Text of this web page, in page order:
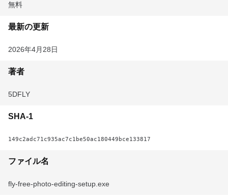
無料
最新の更新
2026年4月28日
著者
5DFLY
SHA-1
149c2adc71c935ac7c1be50ac180449bce133817
ファイル名
fly-free-photo-editing-setup.exe